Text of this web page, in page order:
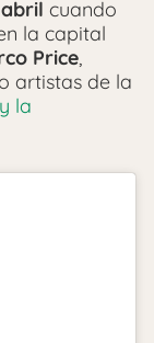
cuando
la capital
Price,
artistas de la
la